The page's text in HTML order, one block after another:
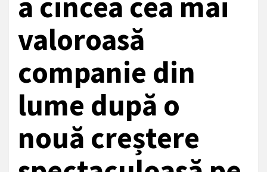
valoroasă
companie din
lume după o
nouă creștere